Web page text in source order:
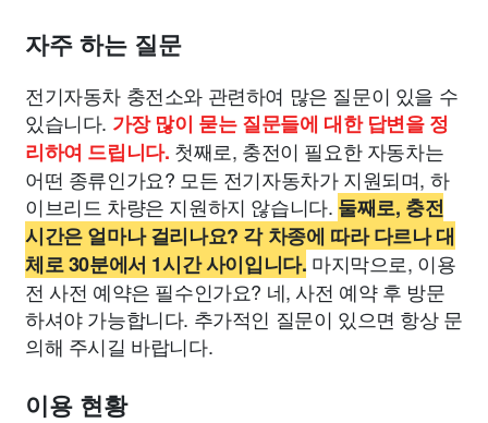
자주 하는 질문
전기자동차 충전소와 관련하여 많은 질문이 있을 수
있습니다. 가장 많이 묻는 질문들에 대한 답변을 정
리하여 드립니다. 첫째로, 충전이 필요한 자동차는
어떤 종류인가요? 모든 전기자동차가 지원되며, 하
이브리드 차량은 지원하지 않습니다. 둘째로, 충전
시간은 얼마나 걸리나요? 각 차종에 따라 다르나 대
체로 30분에서 1시간 사이입니다. 마지막으로, 이용
전 사전 예약은 필수인가요? 네, 사전 예약 후 방문
하셔야 가능합니다. 추가적인 질문이 있으면 항상 문
의해 주시길 바랍니다.
이용 현황